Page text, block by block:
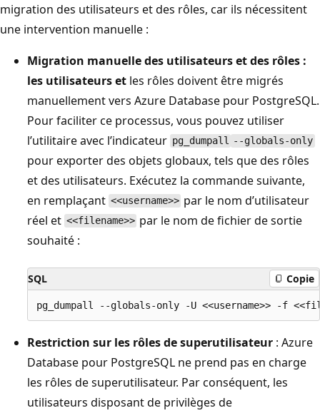
migration des utilisateurs et des rôles, car ils nécessitent
une intervention manuelle :
Migration manuelle des utilisateurs et des rôles :
les utilisateurs et les rôles doivent être migrés
manuellement vers Azure Database pour PostgreSQL.
Pour faciliter ce processus, vous pouvez utiliser
l’utilitaire avec l’indicateur pg_dumpall --globals-only
pour exporter des objets globaux, tels que des rôles
et des utilisateurs. Exécutez la commande suivante,
en remplaçant <<username>> par le nom d’utilisateur
réel et <<filename>> par le nom de fichier de sortie
souhaité :
SQL Copie
Restriction sur les rôles de superutilisateur : Azure
Database pour PostgreSQL ne prend pas en charge
les rôles de superutilisateur. Par conséquent, les
utilisateurs disposant de privilèges de